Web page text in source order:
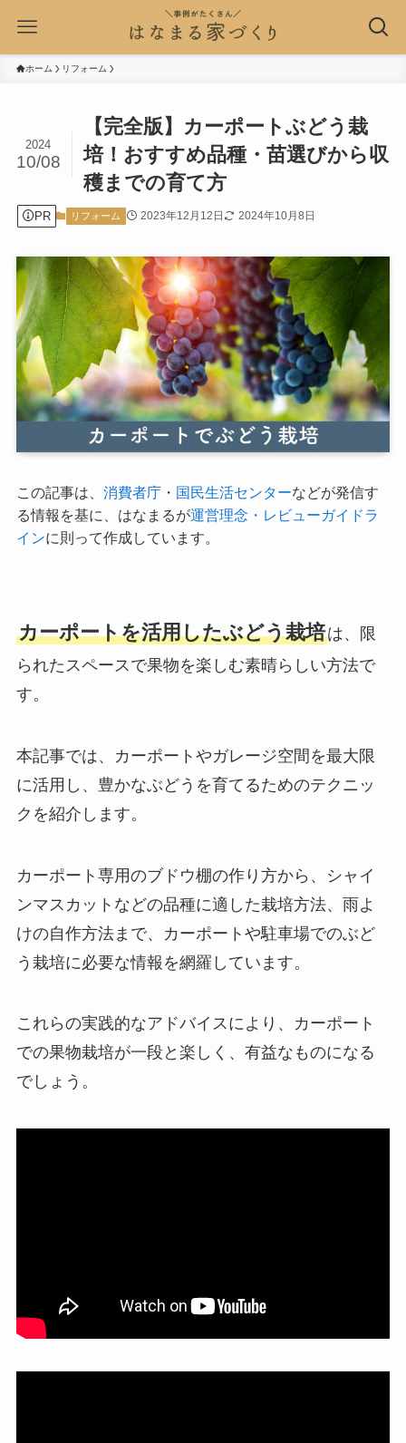
ホーム リフォーム
【完全版】カーポートぶどう栽
培！おすすめ品種・苗選びから収
穫までの育て方
2024
10/08
PR リフォーム 2023年12月12日 2024年10月8日
この記事は、 消費者庁・ 国民生活センターなどが発信す
る情報を基に、はなまるが運営理念・レビューガイドラ
インに則って作成しています。
カーポートを活用したぶどう栽培は、限
られたスペースで果物を楽しむ素晴らしい方法で
す。
本記事では、カーポートやガレージ空間を最大限
に活用し、豊かなぶどうを育てるためのテクニッ
クを紹介します。
カーポート専用のブドウ棚の作り方から、シャイ
ンマスカットなどの品種に適した栽培方法、雨よ
けの自作方法まで、カーポートや駐車場でのぶど
う栽培に必要な情報を網羅しています。
これらの実践的なアドバイスにより、カーポート
での果物栽培が一段と楽しく、有益なものになる
でしょう。